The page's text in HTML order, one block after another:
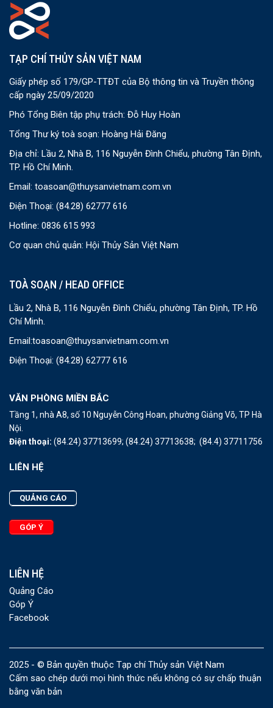
TẠP CHÍ THỦY SẢN VIỆT NAM
Giấy phép số 179/GP-TTĐT của Bộ thông tin và Truyền thông
cấp ngày 25/09/2020
Phó Tổng Biên tập phụ trách: Đỗ Huy Hoàn
Tổng Thư ký toà soạn: Hoàng Hải Đăng
Địa chỉ: Lầu 2, Nhà B, 116 Nguyễn Đình Chiểu, phường Tân Định,
TP. Hồ Chí Minh.
Email: toasoan@thuysanvietnam.com.vn
Điện Thoại: (84.28) 62777 616
Hotline: 0836 615 993
Cơ quan chủ quản: Hội Thủy Sản Việt Nam
TOÀ SOẠN / HEAD OFFICE
Lầu 2, Nhà B, 116 Nguyễn Đình Chiểu, phường Tân Định, TP. Hồ
Chí Minh.
Email:toasoan@thuysanvietnam.com.vn
Điện Thoại: (84.28) 62777 616
VĂN PHÒNG MIỀN BẮC
Tầng 1, nhà A8, số 10 Nguyễn Công Hoan, phường Giảng Võ, TP Hà
Nội.
Điện thoại: (84.24) 37713699; (84.24) 37713638; (84.4) 37711756
LIÊN HỆ
QUẢNG CÁO
GÓP Ý
LIÊN HỆ
Quảng Cáo
Góp Ý
Facebook
2025 - © Bản quyền thuộc Tạp chí Thủy sản Việt Nam
Cấm sao chép dưới mọi hình thức nếu không có sự chấp thuận
bằng văn bản